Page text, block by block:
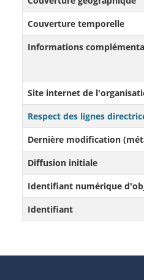
Couverture temporelle
Informations
Site internet de
Respect des lignes
Dernière modification
Diffusion initiale
Identifiant numérique
Identifiant